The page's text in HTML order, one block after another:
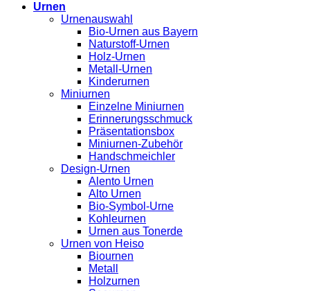
Urnen
Urnenauswahl
Bio-Urnen aus Bayern
Naturstoff-Urnen
Holz-Urnen
Metall-Urnen
Kinderurnen
Miniurnen
Einzelne Miniurnen
Erinnerungsschmuck
Präsentationsbox
Miniurnen-Zubehör
Handschmeichler
Design-Urnen
Alento Urnen
Alto Urnen
Bio-Symbol-Urne
Kohleurnen
Urnen aus Tonerde
Urnen von Heiso
Biournen
Metall
Holzurnen